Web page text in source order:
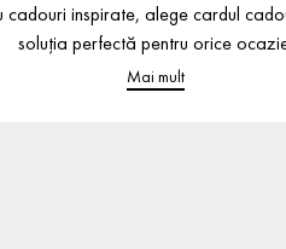
cadouri inspirate, alege cardul
soluția perfectă pentru orice
Mai mult